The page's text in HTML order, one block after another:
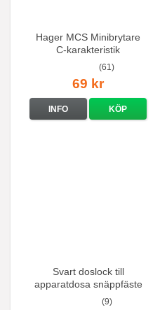
Hager MCS Minibrytare
C-karakteristik
QuickConnect
(61)
69 kr
INFO KÖP
Svart doslock till
apparatdosa snäppfäste
(9)